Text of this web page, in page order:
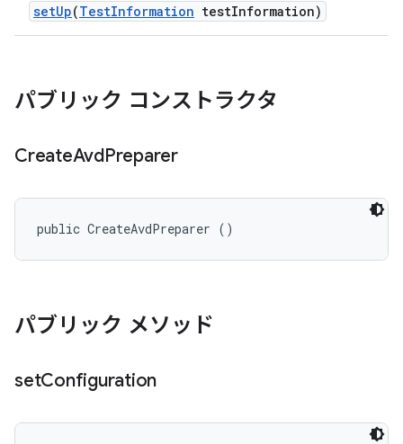
setUp(TestInformation testInformation)
パブリック コンストラクタ
CreateAvdPreparer
public CreateAvdPreparer ()
パブリック メソッド
setConfiguration